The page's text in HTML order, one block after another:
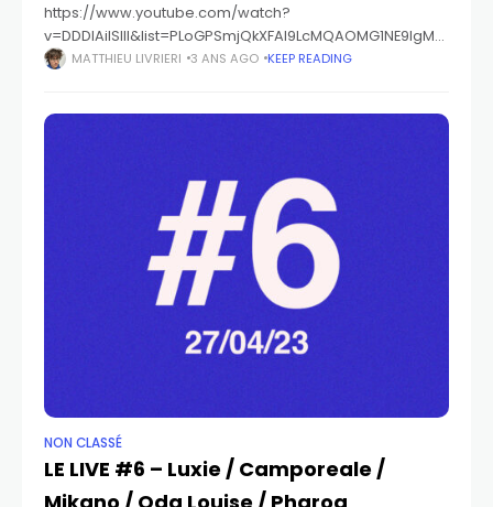
https://www.youtube.com/watch?
v=DDDIAiISlII&list=PLoGPSmjQkXFAl9LcMQAOMG1NE9lgMC
Rmz&index=2Notre reporter Matthieu Livrieri à suivit
facettes du travail de EFRASIS.
MATTHIEU LIVRIERI 3 ANS AGO KEEP READING
NON CLASSÉ
LE LIVE #6 – Luxie / Camporeale /